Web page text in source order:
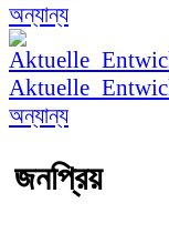
অন্যান্য
অন্যান্য
জনপ্রিয়